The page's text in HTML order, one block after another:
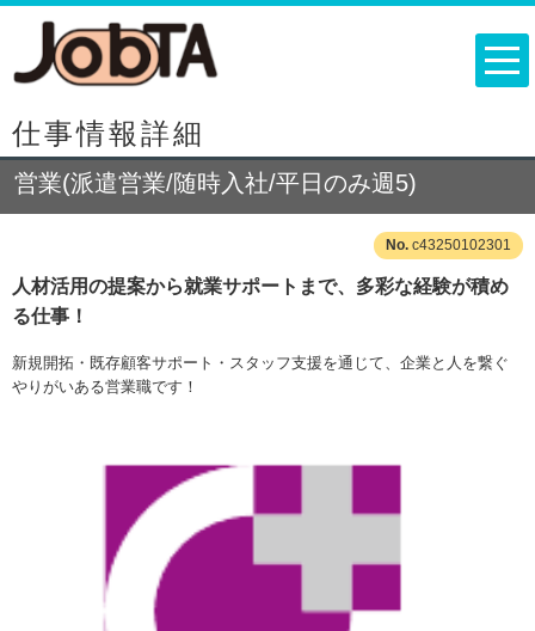
仕事情報詳細
営業(派遣営業/随時入社/平日のみ週5)
c43250102301
人材活用の提案から就業サポートまで、多彩な経験が積め
る仕事！
新規開拓・既存顧客サポート・スタッフ支援を通じて、企業と人を繋ぐ
やりがいある営業職です！